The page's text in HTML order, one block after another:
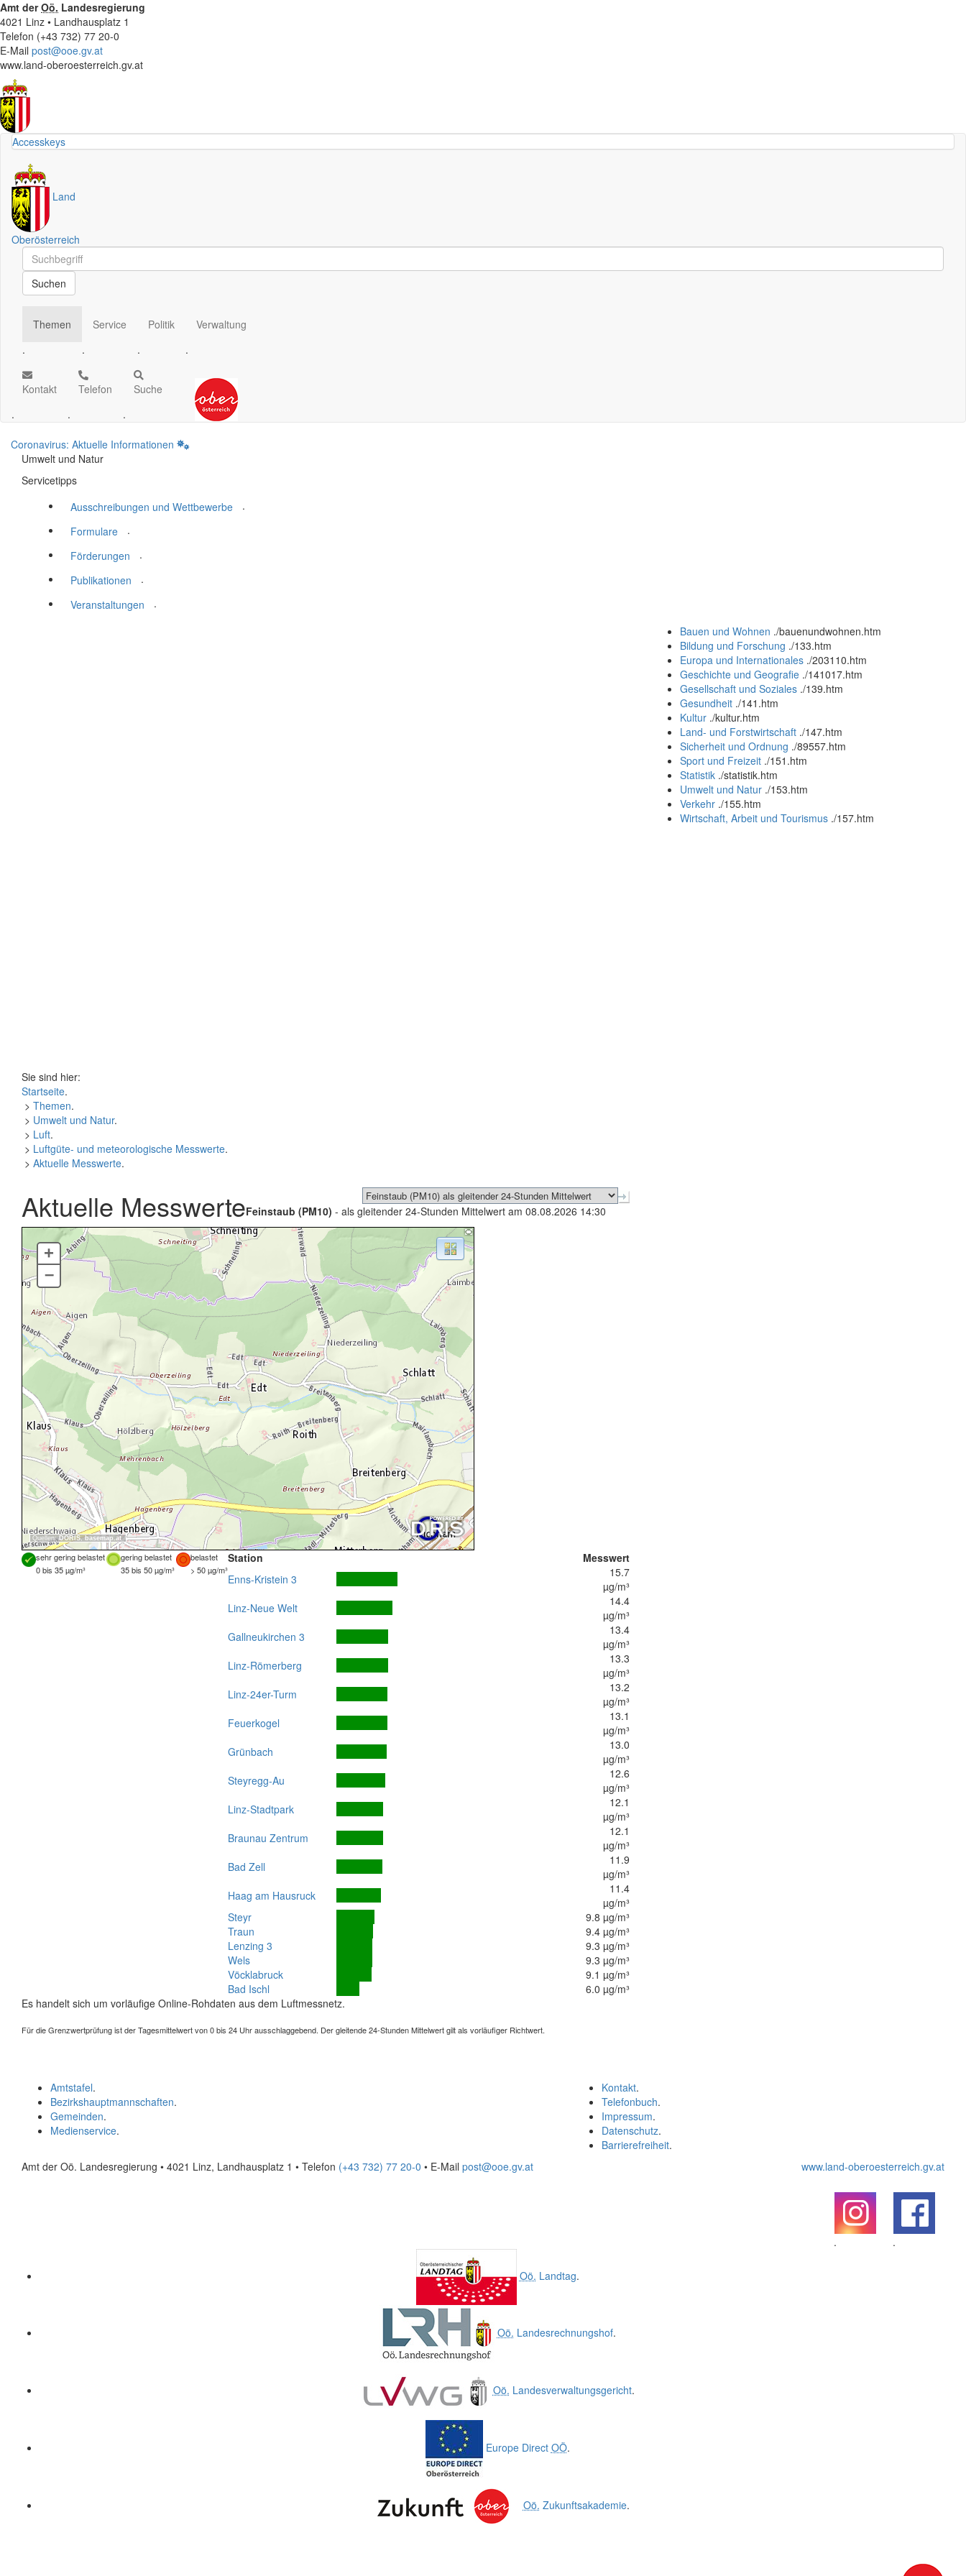
Amt derOö. Landesregierung
4021 Linz • Landhausplatz 1
Telefon (+43 732) 77 20-0
E-Mail post@ooe.gv.at
www.land-oberoesterreich.gv.at
Accesskeys
Land
Oberösterreich
Schnellsuche
Schnellsuche
Suchen
Themen
.
Service
.
Politik
.
Verwaltung
.
Kontakt
.
Telefon
.
Suche
.
Coronavirus: Aktuelle Informationen
Umwelt und Natur
Servicetipps
Ausschreibungen und Wettbewerbe
.
Formulare
.
Förderungen
.
Publikationen
.
Veranstaltungen
.
Bauen und Wohnen ./bauenundwohnen.htm
Bildung und Forschung ./133.htm
Europa und Internationales ./203110.htm
Geschichte und Geografie ./141017.htm
Gesellschaft und Soziales ./139.htm
Gesundheit ./141.htm
Kultur ./kultur.htm
Land- und Forstwirtschaft ./147.htm
Sicherheit und Ordnung ./89557.htm
Sport und Freizeit ./151.htm
Statistik ./statistik.htm
Umwelt und Natur ./153.htm
Verkehr ./155.htm
Wirtschaft, Arbeit und Tourismus ./157.htm
Sie sind hier:
Startseite.
> Themen.
> Umwelt und Natur.
> Luft.
> Luftgüte- und meteorologische Messwerte.
> Aktuelle Messwerte.
Aktuelle MesswerteFeinstaub (PM10) - als gleitender 24-Stunden Mittelwert am 08.08.2026 14:30
Quellen: DORIS,basemap.at
+
–
sehr gering belastet gering belastet
belastet
0 bis 35 µg/m³
35 bis 50 µg/m³ > 50 µg/m³
Station
Messwert
Enns-Kristein 3
15.7
µg/m³
Linz-Neue Welt
14.4
µg/m³
Gallneukirchen 3
13.4
µg/m³
Linz-Römerberg
13.3
µg/m³
Linz-24er-Turm
13.2
µg/m³
Feuerkogel
13.1
µg/m³
Grünbach
13.0
µg/m³
Steyregg-Au
12.6
µg/m³
Linz-Stadtpark
12.1
µg/m³
Braunau Zentrum
12.1
µg/m³
Bad Zell
11.9
µg/m³
Haag am Hausruck
11.4
µg/m³
Steyr
9.8 µg/m³
Traun
9.4 µg/m³
Lenzing 3
9.3 µg/m³
Wels
9.3 µg/m³
Vöcklabruck
9.1 µg/m³
Bad Ischl
6.0 µg/m³
Es handelt sich um vorläufige Online-Rohdaten aus dem Luftmessnetz.
Für die Grenzwertprüfung ist der Tagesmittelwert von 0 bis 24 Uhr ausschlaggebend. Der gleitende 24-Stunden Mittelwert gilt als vorläufiger Richtwert.
Kontakt.
Telefonbuch.
Impressum.
Datenschutz.
Barrierefreiheit.
Amtstafel.
Bezirkshauptmannschaften.
Gemeinden.
Medienservice.
Amt der Oö. Landesregierung • 4021 Linz, Landhausplatz 1 • Telefon (+43 732) 77 20-0 • E-Mail post@ooe.gv.at www.land-oberoesterreich.gv.at
.
.
Oö. Landtag.
Oö. Landesrechnungshof.
Oö. Landesverwaltungsgericht.
Europe Direct OÖ.
Oö. Zukunftsakademie.